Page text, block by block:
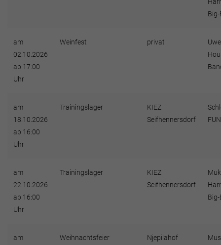
am
02.10.2026
ab 17:00
Uhr
Weinfest privat
am
18.10.2026
ab 16:00
Uhr
Trainingslager
KIEZ
Seifhennersdorf
am
22.10.2026
ab 16:00
Uhr
Trainingslager
KIEZ
Seifhennersdorf
am
Weihnachtsfeier
Njepilahof